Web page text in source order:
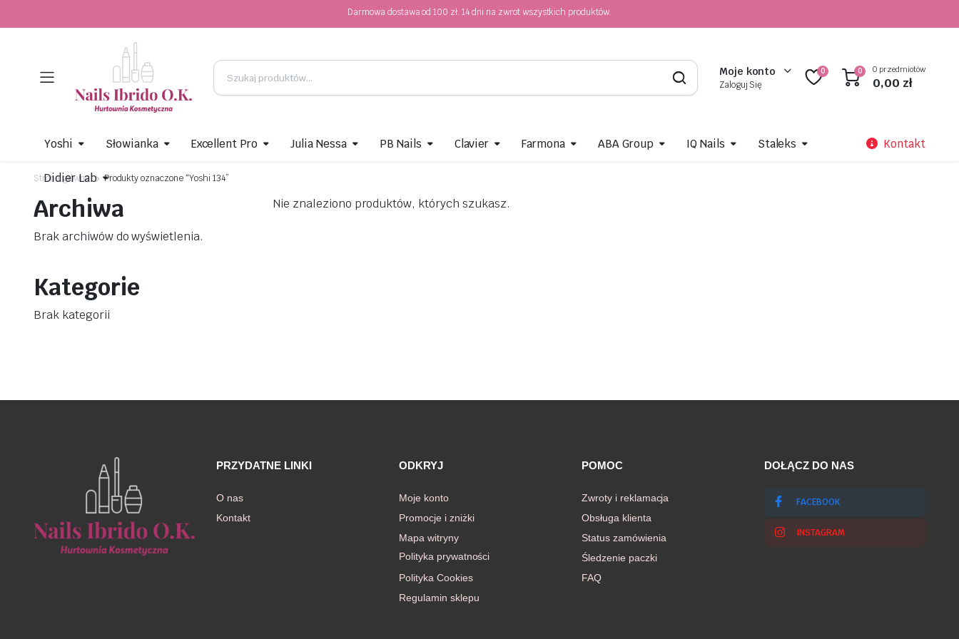
Darmowa dostawa od 100 zł. 14 dni na zwrot wszystkich produktów.
Moje konto
Zaloguj Się
0 0 0 przedmiotów
0,00 zł
Yoshi Słowianka Excellent Pro Julia Nessa PB Nails Clavier Farmona ABA Group IQ Nails Staleks
Didier Lab
Kontakt
Strona główna Produkty oznaczone “Yoshi 134”
Nie znaleziono produktów, których szukasz.
Archiwa
Brak archiwów do wyświetlenia.
Kategorie
Brak kategorii
PRZYDATNE LINKI
O nas
Kontakt
ODKRYJ
Moje konto
Promocje i zniżki
Mapa witryny
Polityka prywatności
Polityka Cookies
Regulamin sklepu
POMOC
Zwroty i reklamacja
Obsługa klienta
Status zamówienia
Śledzenie paczki
FAQ
DOŁĄCZ DO NAS
FACEBOOK
INSTAGRAM